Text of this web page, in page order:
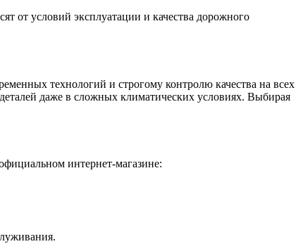
от условий эксплуатации и качества дорожного
технологий и строгому контролю качества на всех
даже в сложных климатических условиях. Выбирая
интернет-магазине: